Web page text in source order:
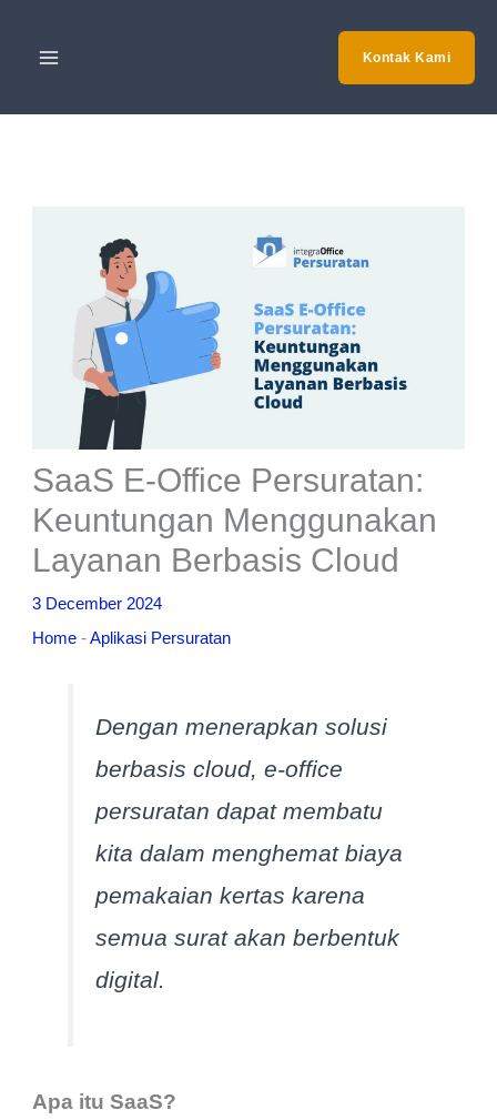
Kontak Kami
SaaS E-Office Persuratan:
Keuntungan Menggunakan
Layanan Berbasis Cloud
3 December 2024
Home -Aplikasi Persuratan
Dengan menerapkan solusi
berbasis cloud, e-office
persuratan dapat membatu
kita dalam menghemat biaya
pemakaian kertas karena
semua surat akan berbentuk
digital.
Apa itu SaaS?